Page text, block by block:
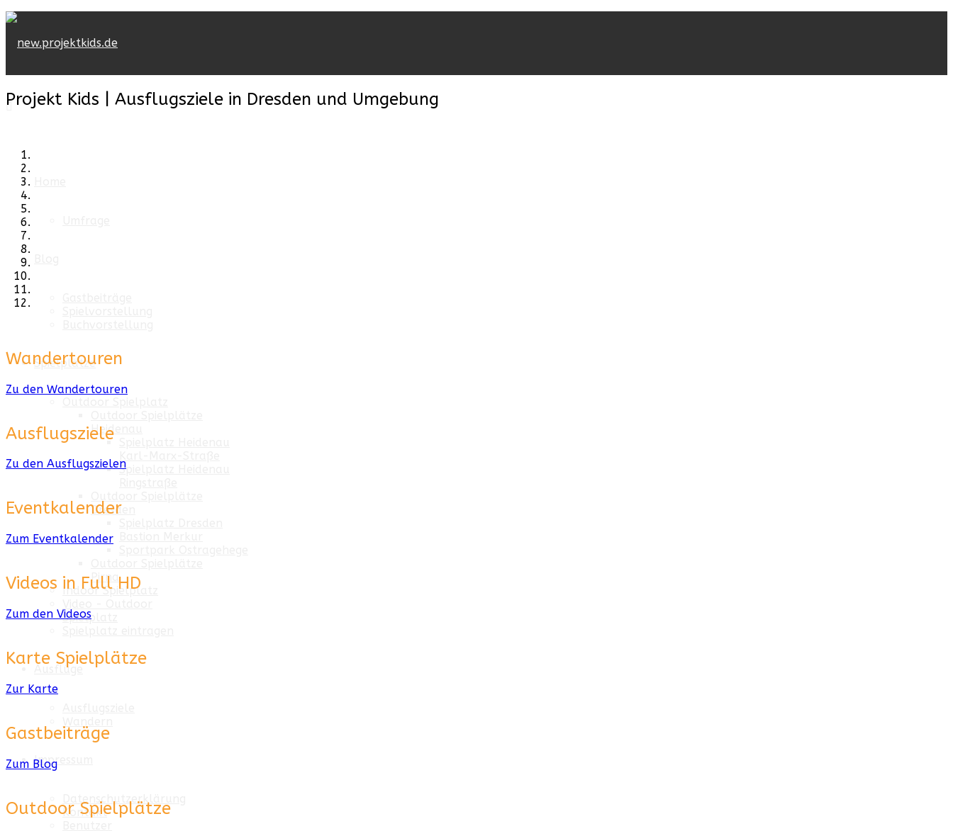
Spielplätze
Heidenau
Spielplatz Heidenau
Dresden
Pirna
Indoor Spielplatz
Spielplatz
Ausflüge
Impressum
Datenschutzerklärung
Kontakt
Projekt Kids | Ausflugsziele in Dresden und Umgebung
Wandertouren
Zu den Wandertouren
Ausflugsziele
Zu den Ausflugszielen
Eventkalender
Zum Eventkalender
Videos in Full HD
Zum den Videos
Karte Spielplätze
Zur Karte
Gastbeiträge
Zum Blog
Outdoor Spielplätze